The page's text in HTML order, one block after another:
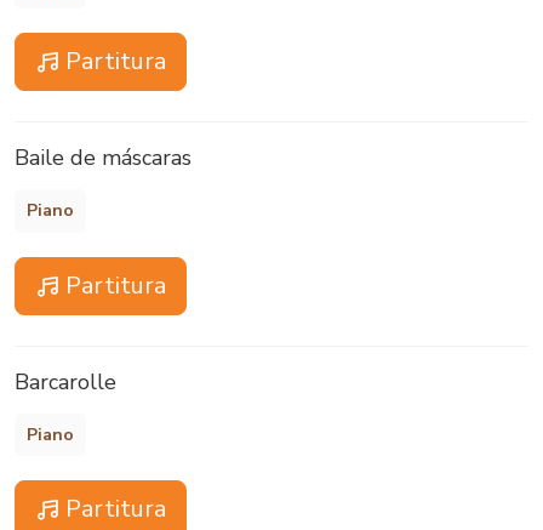
Partitura
Baile de máscaras
Piano
Partitura
Barcarolle
Piano
Partitura